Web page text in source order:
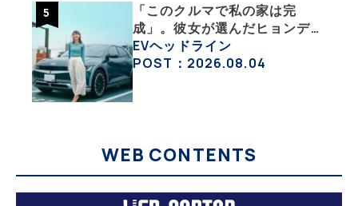
「このクルマで私の家は完
成」。彼女が選んだヒョンデ
「IONIQ 5」の「エネルギーハ
ック」な生活【ななみんEVレ
EVヘッドライン
POST：2026.08.04
WEB CONTENTS